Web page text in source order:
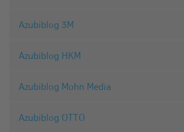
Azubiblog 3M
Azubiblog HKM
Azubiblog Mohn Media
Azubiblog OTTO